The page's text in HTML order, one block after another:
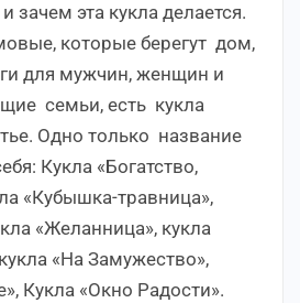
зачем эта кукла делается.
которые берегут дом,
для мужчин, женщин и
семьи, есть кукла
Одно только название
Кукла «Богатство,
«Кубышка-травница»,
«Желанница», кукла
«На Замужество»,
Кукла «Окно Радости».